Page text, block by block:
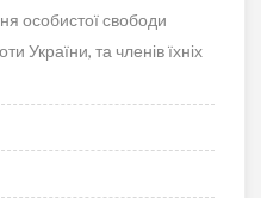
особистої свободи
України, та членів їхніх